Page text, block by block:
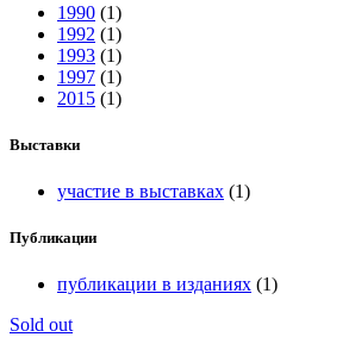
1990 (1)
1992 (1)
1993 (1)
1997 (1)
2015 (1)
Выставки
участие в выставках (1)
Публикации
публикации в изданиях (1)
Sold out